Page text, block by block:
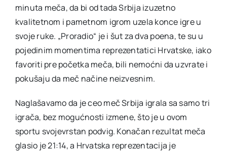
minuta meča, da bi od tada Srbija izuzetno
kvalitetnom i pametnom igrom uzela konce igre u
svoje ruke. „Proradio“ je i šut za dva poena, te su u
pojedinim momentima reprezentatici Hrvatske, iako
favoriti pre početka meča, bili nemoćni da uzvrate i
pokušaju da meč načine neizvesnim.
Naglašavamo da je ceo meč Srbija igrala sa samo tri
igrača, bez mogućnosti izmene, što je u ovom
sportu svojevrstan podvig. Konačan rezultat meča
glasio je 21:14, a Hrvatska reprezentacija je